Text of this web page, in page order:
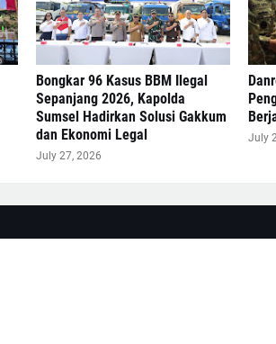
Bongkar 96 Kasus BBM Ilegal
Sepanjang 2026, Kapolda
Sumsel Hadirkan Solusi Gakkum
dan Ekonomi Legal
July 27, 2026
July